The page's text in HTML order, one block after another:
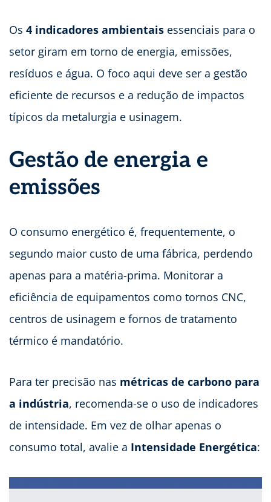
Os 4 indicadores ambientais essenciais para o
setor giram em torno de energia, emissões,
resíduos e água. O foco aqui deve ser a gestão
eficiente de recursos e a redução de impactos
típicos da metalurgia e usinagem.
Gestão de energia e
emissões
O consumo energético é, frequentemente, o
segundo maior custo de uma fábrica, perdendo
apenas para a matéria-prima. Monitorar a
eficiência de equipamentos como tornos CNC,
centros de usinagem e fornos de tratamento
térmico é mandatório.
Para ter precisão nas métricas de carbono para
a indústria, recomenda-se o uso de indicadores
de intensidade. Em vez de olhar apenas o
consumo total, avalie a Intensidade Energética: